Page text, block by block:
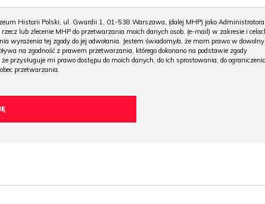
Historii Polski, ul. Gwardii 1, 01-538 Warszawa, (dalej MHP) jako Administratora
lub zlecenie MHP do przetwarzania moich danych osob. (e-mail) w zakresie i
wyrażenia tej zgody do jej odwołania. Jestem świadomy/a, że mam prawo w
na zgodność z prawem przetwarzania, którego dokonano na podstawie zgody
przysługuje mi prawo dostępu do moich danych, do ich sprostowania, do
przetwarzania.